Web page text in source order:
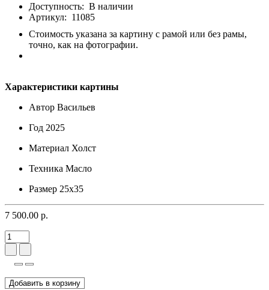
Доступность: В наличии
Артикул: 11085
Стоимость указана за картину с рамой или без рамы,
точно, как на фотографии.
Характеристики картины
Автор Васильев
Год 2025
Материал Холст
Техника Масло
Размер 25х35
7 500.00 р.
Добавить в корзину